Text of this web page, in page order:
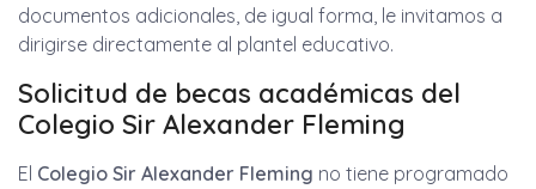
documentos adicionales, de igual forma, le invitamos a
dirigirse directamente al plantel educativo.
Solicitud de becas académicas del
Colegio Sir Alexander Fleming
El Colegio Sir Alexander Fleming no tiene programado